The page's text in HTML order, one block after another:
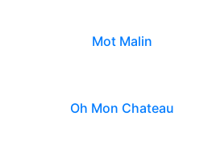
Mot Malin
Oh Mon Chateau